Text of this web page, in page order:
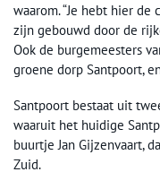
waarom. “Je hebt hier
zijn gebouwd door de
Ook de burgemeesters
groene dorp Santpoort,
Santpoort bestaat uit
waaruit het huidige
buurtje Jan Gijzenvaart,
Zuid.